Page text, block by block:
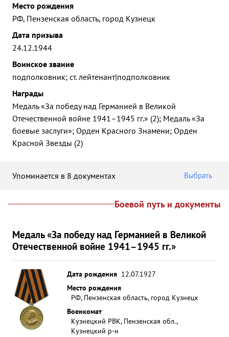
Место рождения
РФ, Пензенская область, город Кузнецк
Дата призыва
24.12.1944
Воинское звание
подполковник; ст. лейтенант|подполковник
Награды
Медаль «За победу над Германией в Великой
Отечественной войне 1941–1945 гг.» (2); Медаль «За
боевые заслуги»; Орден Красного Знамени; Орден
Красной Звезды (2)
Упоминается в 8 документах Выбрать
Боевой путь и документы
Медаль «За победу над Германией в Великой
Отечественной войне 1941–1945 гг.»
Дата рождения 12.07.1927
Место рождения
РФ, Пензенская область, город Кузнецк
Военкомат
Кузнецкий РВК, Пензенская обл.,
Кузнецкий р-н